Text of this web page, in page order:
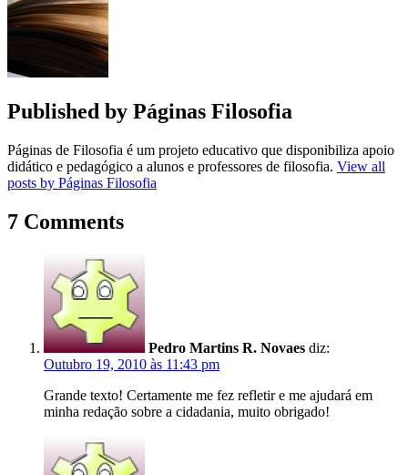
Published by Páginas Filosofia
Páginas de Filosofia é um projeto educativo que disponibiliza apoio
didático e pedagógico a alunos e professores de filosofia. View all
posts by Páginas Filosofia
7 Comments
Pedro Martins R. Novaes diz:
Outubro 19, 2010 às 11:43 pm
Grande texto! Certamente me fez refletir e me ajudará em
minha redação sobre a cidadania, muito obrigado!